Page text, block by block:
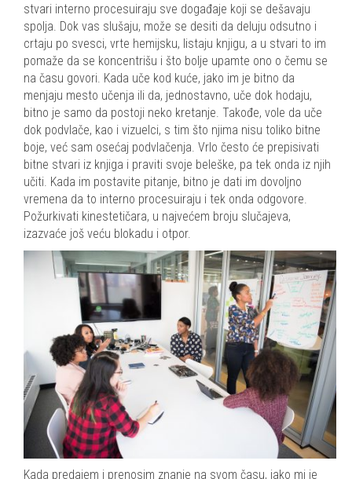
stvari interno procesuiraju sve događaje koji se dešavaju
spolja. Dok vas slušaju, može se desiti da deluju odsutno i
crtaju po svesci, vrte hemijsku, listaju knjigu, a u stvari to im
pomaže da se koncentrišu i što bolje upamte ono o čemu se
na času govori. Kada uče kod kuće, jako im je bitno da
menjaju mesto učenja ili da, jednostavno, uče dok hodaju,
bitno je samo da postoji neko kretanje. Takođe, vole da uče
dok podvlače, kao i vizuelci, s tim što njima nisu toliko bitne
boje, već sam osećaj podvlačenja. Vrlo često će prepisivati
bitne stvari iz knjiga i praviti svoje beleške, pa tek onda iz njih
učiti. Kada im postavite pitanje, bitno je dati im dovoljno
vremena da to interno procesuiraju i tek onda odgovore.
Požurkivati kinestetičara, u najvećem broju slučajeva,
izazvaće još veću blokadu i otpor.
Kada predajem i prenosim znanje na svom času, jako mi je